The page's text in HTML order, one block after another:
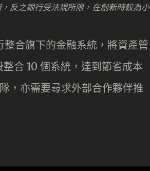
反之銀行受法規所限，在創新時較為小
合旗下的金融系統，將資產管
合 10 個系統，達到節省成本
，亦需要尋求外部合作夥伴推